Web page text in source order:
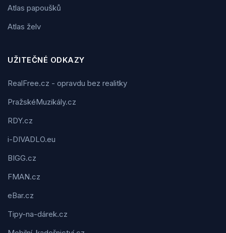
Atlas papoušků
Atlas želv
UŽITEČNÉ ODKAZY
RealFree.cz - opravdu bez realitky
PražskéMuzikály.cz
RDY.cz
i-DIVADLO.eu
BIGG.cz
FMAN.cz
eBar.cz
Tipy-na-dárek.cz